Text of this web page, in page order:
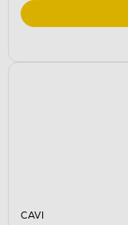
CAVI